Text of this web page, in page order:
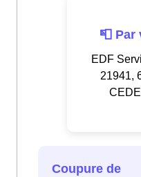
📮 Par
EDF
21941,
Coupure de